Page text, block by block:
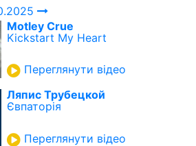
Motley Crue
Kickstart My Heart
Переглянути відео
Ляпис Трубецкой
Євпаторія
Переглянути відео